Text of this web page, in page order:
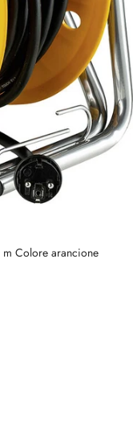
Colore arancione